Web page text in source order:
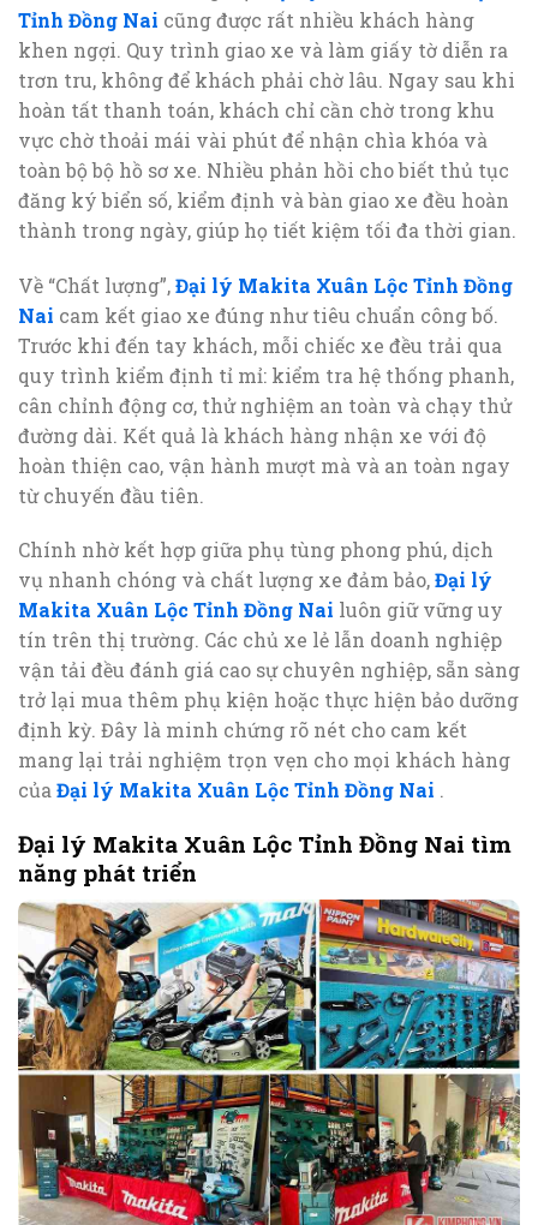
Tỉnh Đồng Nai cũng được rất nhiều khách hàng
khen ngợi. Quy trình giao xe và làm giấy tờ diễn ra
trơn tru, không để khách phải chờ lâu. Ngay sau khi
hoàn tất thanh toán, khách chỉ cần chờ trong khu
vực chờ thoải mái vài phút để nhận chìa khóa và
toàn bộ bộ hồ sơ xe. Nhiều phản hồi cho biết thủ tục
đăng ký biển số, kiểm định và bàn giao xe đều hoàn
thành trong ngày, giúp họ tiết kiệm tối đa thời gian.
Về “Chất lượng”,Đại lý Makita Xuân Lộc Tỉnh Đồng
Nai cam kết giao xe đúng như tiêu chuẩn công bố.
Trước khi đến tay khách, mỗi chiếc xe đều trải qua
quy trình kiểm định tỉ mỉ: kiểm tra hệ thống phanh,
cân chỉnh động cơ, thử nghiệm an toàn và chạy thử
đường dài. Kết quả là khách hàng nhận xe với độ
hoàn thiện cao, vận hành mượt mà và an toàn ngay
từ chuyến đầu tiên.
Chính nhờ kết hợp giữa phụ tùng phong phú, dịch
vụ nhanh chóng và chất lượng xe đảm bảo,Đại lý
Makita Xuân Lộc Tỉnh Đồng Nai luôn giữ vững uy
tín trên thị trường. Các chủ xe lẻ lẫn doanh nghiệp
vận tải đều đánh giá cao sự chuyên nghiệp, sẵn sàng
trở lại mua thêm phụ kiện hoặc thực hiện bảo dưỡng
định kỳ. Đây là minh chứng rõ nét cho cam kết
mang lại trải nghiệm trọn vẹn cho mọi khách hàng
củaĐại lý Makita Xuân Lộc Tỉnh Đồng Nai .
Đại lý Makita Xuân Lộc Tỉnh Đồng Nai tìm
năng phát triển